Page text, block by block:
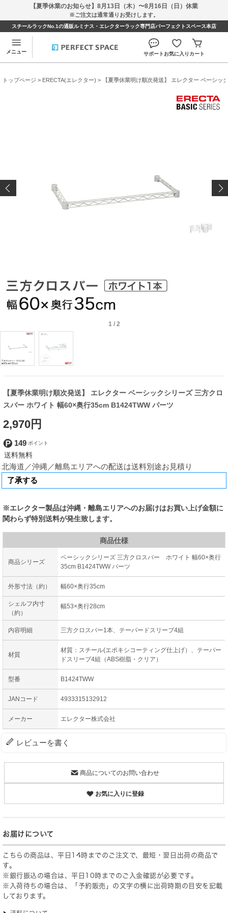
【夏季休業のお知らせ】8月13日（木）〜8月16日（日）休業
※ご注文は通常通りお受けします。
スチールラックNo.1の通販ルミナス・エレクターラック専門店パーフェクトスペース本店
メニュー サポートお気に入り カート
トップページ > ERECTA(エレクター) > 【夏季休業明け順次発送】 エレクター ベーシッ
1/ 2
【夏季休業明け順次発送】 エレクター ベーシックシリーズ 三方クロ
スバー ホワイト 幅60×奥行35cm B1424TWW パーツ
2,970円
149
北海道／沖縄／離島エリアへの配送は送料別途お見積り
※エレクター製品は沖縄・離島エリアへのお届けはお買い上げ金額に
関わらず特別送料が発生致します。
商品仕様
商品シリーズ
ベーシックシリーズ 三方クロスバー ホワイト 幅60×奥行
35cm B1424TWW パーツ
外形寸法（約） 幅60×奥行35cm
シェルフ内寸
（約）
幅53×奥行28cm
内容明細 三方クロスバー1本、テーパードスリーブ4組
材質
材質：スチール(エポキシコーティング仕上げ）、テーパー
ドスリーブ4組（ABS樹脂・クリア）
型番 B1424TWW
JANコード 4933315132912
メーカー エレクター株式会社
レビューを書く
商品についてのお問い合わせ
お気に入りに登録